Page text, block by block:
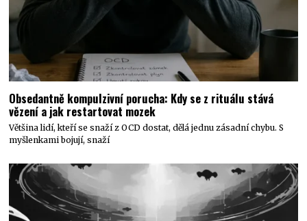
Obsedantně kompulzivní porucha: Kdy se z rituálu stává
vězení a jak restartovat mozek
Většina lidí, kteří se snaží z OCD dostat, dělá jednu zásadní chybu. S
myšlenkami bojují, snaží